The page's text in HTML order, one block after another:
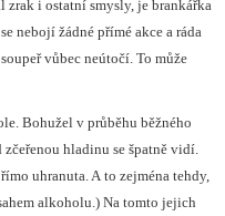
zrak i ostatní smysly, je brankářka
nebojí žádné přímé akce a ráda
vůbec neútočí. To může
Bohužel v průběhu běžného
hladinu se špatně vidí.
uhranuta. A to zejména tehdy,
alkoholu.) Na tomto jejich